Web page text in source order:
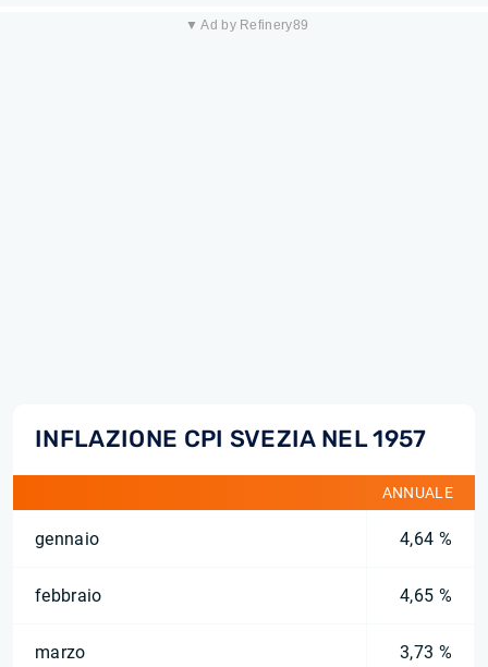
▼ Ad by Refinery89
INFLAZIONE CPI SVEZIA NEL 1957
ANNUALE
gennaio 4,64 %
febbraio 4,65 %
marzo 3,73 %